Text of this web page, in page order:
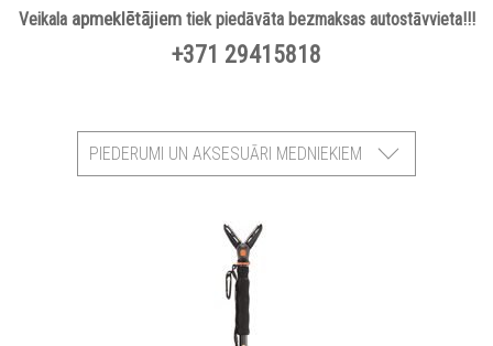
Veikala apmeklētājiemtiek piedāvāta bezmaksas autostāvvieta!!!
+371 29415818
PIEDERUMI UN AKSESUĀRI MEDNIEKIEM